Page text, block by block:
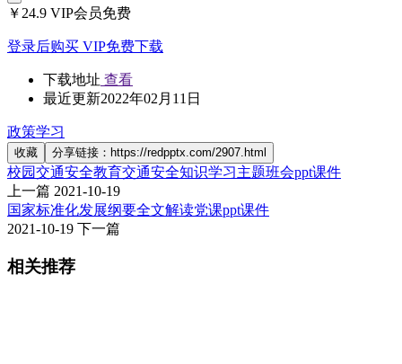
￥24.9 VIP会员免费
登录后购买 VIP免费下载
下载地址 查看
最近更新2022年02月11日
政策学习
收藏 分享链接：https://redpptx.com/2907.html
校园交通安全教育交通安全知识学习主题班会ppt课件
上一篇 2021-10-19
国家标准化发展纲要全文解读党课ppt课件
2021-10-19 下一篇
相关推荐